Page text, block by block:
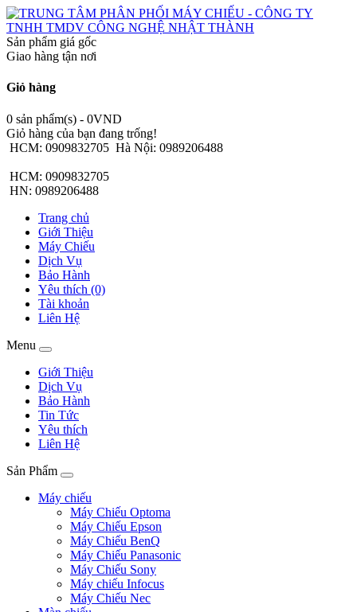
Sản phẩm giá gốc
Giao hàng tận nơi
Giỏ hàng
0 sản phẩm(s) - 0VND
Giỏ hàng của bạn đang trống!
HCM: 0909832705 Hà Nội: 0989206488
HCM: 0909832705
HN: 0989206488
Trang chủ
Giới Thiệu
Máy Chiếu
Dịch Vụ
Bảo Hành
Yêu thích (0)
Tài khoản
Liên Hệ
Menu
Giới Thiệu
Dịch Vụ
Bảo Hành
Tin Tức
Yêu thích
Liên Hệ
Sản Phẩm
Máy chiếu
Máy Chiếu Optoma
Máy Chiếu Epson
Máy Chiếu BenQ
Máy Chiếu Panasonic
Máy Chiếu Sony
Máy chiếu Infocus
Máy Chiếu Nec